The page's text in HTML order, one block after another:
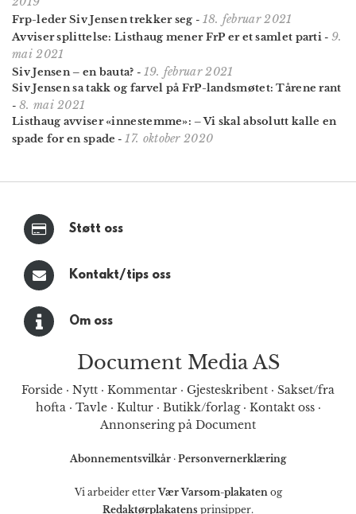
Frp-leder Siv Jensen trekker seg - 18. februar 2021
Avviser splittelse: Listhaug mener FrP er et samlet parti -9.
mai 2021
Siv Jensen – en bauta? - 19. februar 2021
Siv Jensen sa takk og farvel på FrP-landsmøtet: Tårene rant
- 8. mai 2021
Listhaug avviser «innestemme»: – Vi skal absolutt kalle en
spade for en spade -17. oktober 2020
Støtt oss
Kontakt/tips oss
Om oss
Document Media AS
Forside · Nytt · Kommentar · Gjesteskribent · Sakset/fra
hofta· Tavle· Kultur· Butikk/forlag· Kontakt oss·
Annonsering på Document
Abonnementsvilkår · Personvernerklæring
Vi arbeider etterVær Varsom-plakaten og
Redaktørplakatens prinsipper.